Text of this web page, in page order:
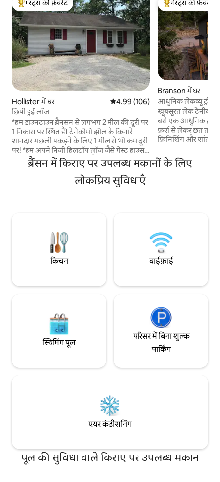
गेस्ट्स का टॉप फ़ेवरेट
गेस्ट्स की फ़ेवरेट
Hollister में घर औसत रेटिंग 5 में से 4.99, 106 समीक्षाएँ
4.99 (106)
छिपी हुई लॉज
*हम डाउनटाउन ब्रैनसन से लगभग 2 मील की दूरी पर
1 निकास पर स्थित हैं। टेनेकोमो झील के किनारे
शानदार मछली पकड़ने के लिए 1 मील से भी कम दूरी
पर! *हम अपने निजी हिलटॉप लॉज जैसे गेस्ट हाउस
में मुफ़्त पार्किंग की सुविधा देते हैं! (मालिक प्रॉपर्टी के
मुख्य घर में रहते हैं) * अनुरोध पर परिसर में निजी
हॉन्की टोंक में लाइव मनोरंजन/कराओके उपलब्ध है।
* फ़्री - रेंज मुर्गियाँ, जल्दी उठने वाले रूज़, 3 दोस्ताना
गेस्ट्स का टॉप फ़ेवरेट
गेस्ट्स की फ़ेवरेट
Branson में घर
आधुनिक लेकव्यू
खूबसूरत लेक टैनीकोमो
बसे एक आधुनिक
फ़र्श से लेकर छत तक
फ़िनिशिंग और शांत
सही जगह है, जबकि
थोड़ी ही दूरी पर है। चाहे आप विशाल डेक पर कॉफ़ी
ब्रैंसन में किराए पर उपलब्ध मकानों के लिए
लोकप्रिय सुविधाएँ
किचन वाईफ़ाई
स्विमिंग पूल
परिसर में बिना शुल्क
पार्किंग
एयर कंडीशनिंग
पूल की सुविधा वाले किराए पर उपलब्ध मकान